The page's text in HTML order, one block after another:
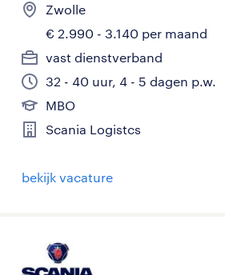
Zwolle
€ 2.990 - 3.140 per maand
vast dienstverband
32 - 40 uur, 4 - 5 dagen p.w.
MBO
Scania Logistcs
bekijk vacature